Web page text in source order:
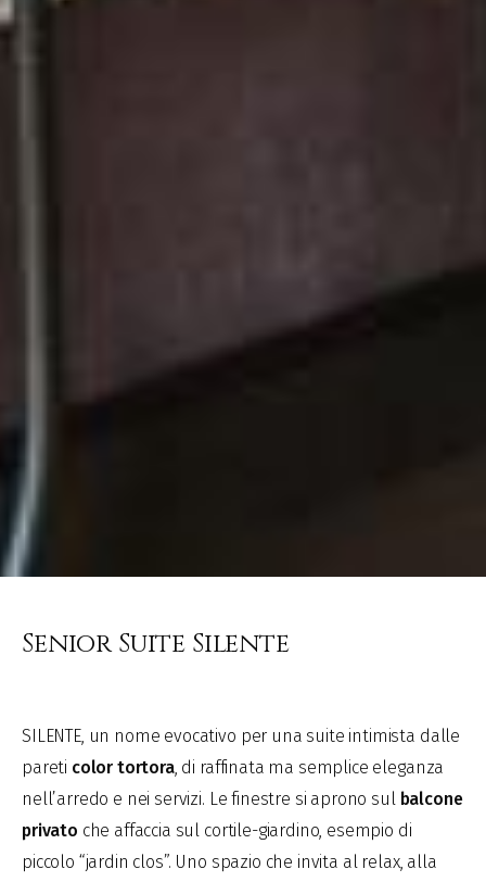
Senior Suite Silente
SILENTE, un nome evocativo per una suite intimista dalle
pareti color tortora, di raffinata ma semplice eleganza
nell’arredo e nei servizi. Le finestre si aprono sul balcone
privato che affaccia sul cortile-giardino, esempio di
piccolo “jardin clos”. Uno spazio che invita al relax, alla